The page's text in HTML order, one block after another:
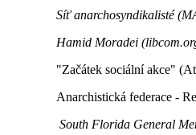
Síť anarchosyndikalisté
Hamid Moradei (
"Začátek sociální akce"
Anarchistická federace -
South Florida General